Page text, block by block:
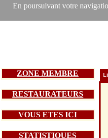
En poursuivant votre
ZONE MEMBRE
RESTAURATEURS
VOUS ETES ICI
STATISTIQUES